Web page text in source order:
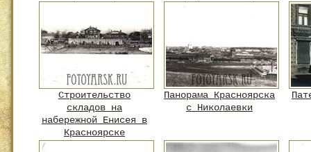
Строительство
складов на
набережной Енисея в
Красноярске
Панорама Красноярска
с Николаевки